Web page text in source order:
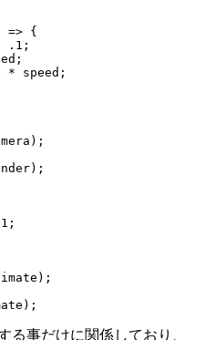
=> {
.1;
speed;
る事だけに関係しており、